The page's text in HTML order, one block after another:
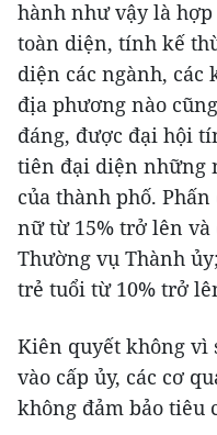
hành như vậy là
toàn diện, tính kế
diện các ngành,
địa phương nào
đáng, được đại hội
tiên đại diện những
của thành phố.
nữ từ 15% trở lên và
Thường vụ Thành
trẻ tuổi từ 10% trở
Kiên quyết không vì
vào cấp ủy, các cơ
không đảm bảo tiêu